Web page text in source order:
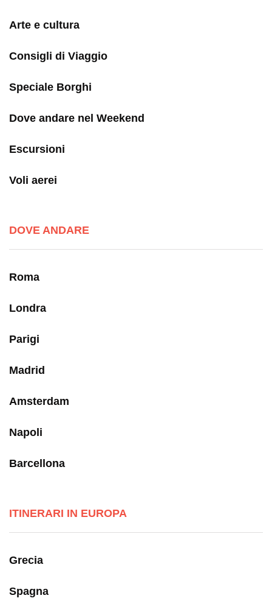
Arte e cultura
Consigli di Viaggio
Speciale Borghi
Dove andare nel Weekend
Escursioni
Voli aerei
DOVE ANDARE
Roma
Londra
Parigi
Madrid
Amsterdam
Napoli
Barcellona
ITINERARI IN EUROPA
Grecia
Spagna